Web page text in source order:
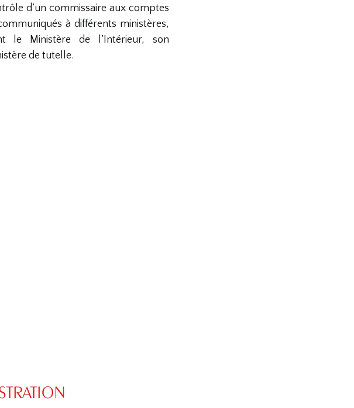
d’un commissaire aux comptes
à différents ministères,
le Ministère de l’Intérieur, son
de tutelle.